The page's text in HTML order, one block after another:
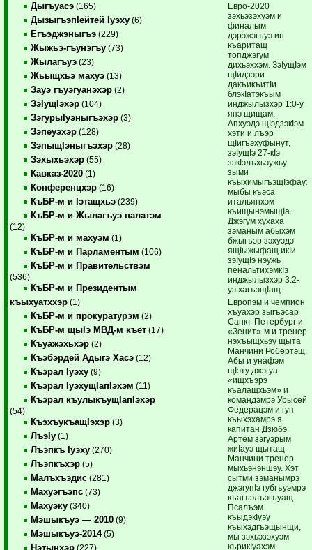
Дыгъуасэ (165)
ДызыгъэпIейтей Iуэху (6)
Егъэджэныгъэ (229)
Жыжьэ-гъунэгъу (73)
Жылагъуэ (23)
Жьыщхьэ махуэ (13)
Зауэ гъуэгуанэхэр (2)
ЗэIущIэхэр (104)
ЗэгурыIуэныгъэхэр (3)
Зэпеуэхэр (128)
ЗэпыщIэныгъэхэр (28)
Зэхыхьэхэр (55)
Кавказ-2020 (1)
Конференцхэр (16)
КъБР-м и Iэтащхьэ (239)
КъБР-м и Жылагъуэ палатэм
(12)
КъБР-м и махуэм (1)
КъБР-м и Парламентым (106)
КъБР-м и Правительствэм
(536)
КъБР-м и Президентым
къыхуатххэр (1)
КъБР-м и прокуратурэм (2)
КъБР-м щыIэ МВД-м къет (17)
Къуажэхьхэр (2)
Къэбэрдей Адыгэ Хасэ (12)
Къэрал Iуэху (9)
Къэрал IуэхущIапIэхэм (11)
Къэрал къулыкъущIапIэхэр
(54)
КъэхъукъащIэхэр (3)
ЛъэIу (1)
Лъэпкъ Iуэху (270)
Лъэпкъхэр (5)
Малъхъэдис (281)
Махуэгъэпс (73)
Махуэку (340)
Мэшыкъуэ — 2010 (9)
Мэшыкъуэ-2014(5)
Нэтынхэр (227)
Евро-2020
зэхьэзэхуэм и
финалым
дэрэжэгъуэ ин
къаритащ
топджэгум
дихьэххэм. ЗэIущIэм
щIидзэри
дакъикъитIи
блэкIатэкъым
инджылызхэр 1:0-у
япэ щищам.
Апхуэдэ щIэдзэкIэм
хэти и лъэр
щIигъэхуфынут,
зэIущIэ 27-кIэ
зэкIэлъхьэужьу
зыми
къыхимыгъэщIэфауэ
мыбы къэса
итальянхэм
къищынэмыщIа.
Джэгум хухаха
зэманым абыхэм
бжыгъэр зэхуэдэ
ящIыжыфащ икIи
зэIущIэ нэужь
пенальтихэмкIэ
инджылызхэр 3:2-
уэ хагъэщIащ.
Европэм и чемпион
хъуахэр зыгъэсар
Санкт-Петербург и
«Зенит»-м и тренер
нэхъыщхьэу щыта
Манчини Робертэщ.
Абы и унафэм
щIэту джэгуа
«ищхъэрэ
къалащхьэм» и
командэмрэ Урысей
Федерацэм и гуп
къыхэхамрэ я
капитан Дзюбэ
Артём зэгуэрым
жиIауэ щытащ
Манчини тренер
мыхьэнэншэу. Хэт
сытми зэманымрэ
джэгупIэ губгъуэмрэ
къагъэлъэгъуащ.
Псалъэм
къыдэкIуэу
къыхэдгъэщынщи,
мы зэхьэзэхуэм
кърикIуахэм